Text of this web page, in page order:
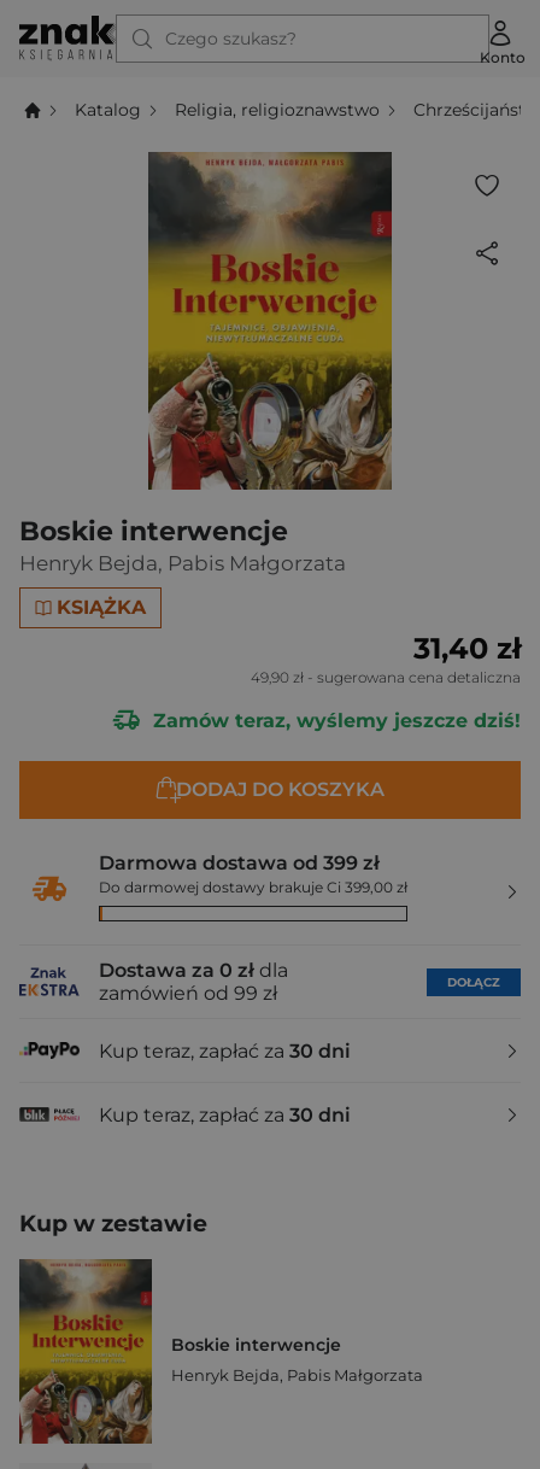
Czego szukasz?
Konto
Katalog Religia, religioznawstwo
Boskie interwencje
Henryk Bejda, Pabis Małgorzata
KSIĄŻKA
31,40 zł
49,90 zł - sugerowana cena detaliczna
Zamów teraz, wyślemy jeszcze dziś!
DODAJ DO KOSZYKA
Darmowa dostawa od 399 zł
Do darmowej dostawy brakuje Ci 399,00 zł
Dostawa za 0 zł dla
zamówień od 99 zł
DOŁĄCZ
Kup teraz, zapłać za 30 dni
Kup teraz, zapłać za 30 dni
Kup w zestawie
Boskie interwencje
Henryk Bejda, Pabis Małgorzata